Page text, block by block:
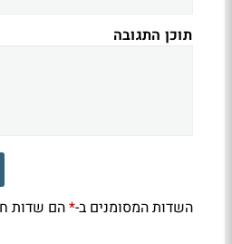
תוכן התגובה
השדות המסומנים ב-*הם שדות